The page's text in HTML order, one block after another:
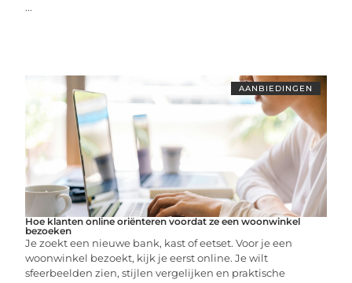
...
AANBIEDINGEN
Hoe klanten online oriënteren voordat ze een woonwinkel
bezoeken
Je zoekt een nieuwe bank, kast of eetset. Voor je een
woonwinkel bezoekt, kijk je eerst online. Je wilt
sfeerbeelden zien, stijlen vergelijken en praktische